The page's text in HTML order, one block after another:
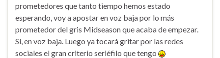
prometedores que tanto tiempo hemos estado
esperando, voy a apostar en voz baja por lo más
prometedor del gris Midseason que acaba de empezar.
Sí, en voz baja. Luego ya tocará gritar por las redes
sociales el gran criterio seriéfilo que tengo